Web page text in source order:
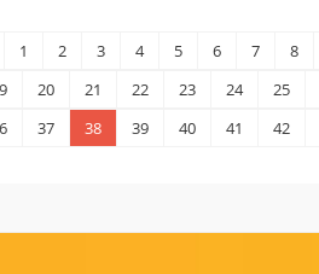
1 2 3 4 5 6 7 8
20 21 22 23 24 25
37 38 39 40 41 42